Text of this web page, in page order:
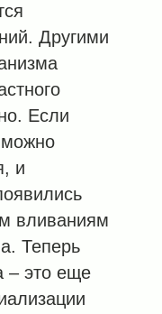
Другими
Если
можно
и
вливаниям
Теперь
– это еще